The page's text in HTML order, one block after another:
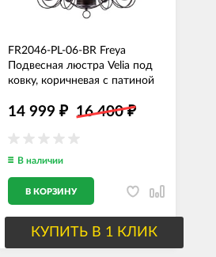
FR2046-PL-06-BR Freya
Подвесная люстра Velia под
ковку, коричневая с патиной
14 999 ₽ 16 400₽
В наличии
В КОРЗИНУ
КУПИТЬ В 1 КЛИК